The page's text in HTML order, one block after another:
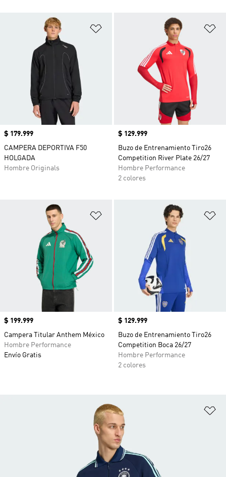
Añadir a la lista de deseos
Precio
$ 179.999
CAMPERA DEPORTIVA F50
HOLGADA
Hombre Originals
Precio
$ 129.999
Buzo de Entrenamiento Tiro26
Competition River Plate 26/27
Hombre Performance
2 colores
Añadir a la lista de deseos
Precio
$ 199.999
Campera Titular Anthem México
Hombre Performance
Envío Gratis
Precio
$ 129.999
Buzo de Entrenamiento Tiro26
Competition Boca 26/27
Hombre Performance
2 colores